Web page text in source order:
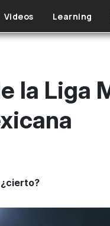
Videos Learning
la Liga